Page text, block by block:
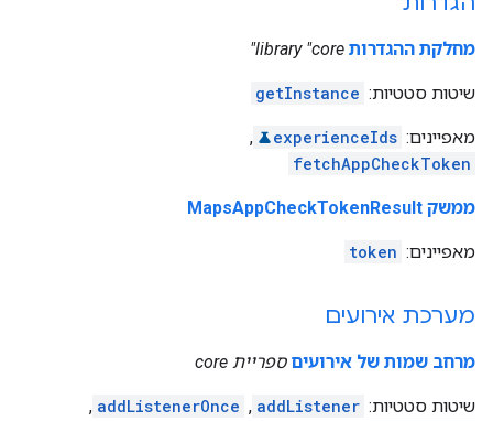
מחלקת ההגדרות library "core"
שיטות סטטיות: getInstance
מאפיינים: experienceIds
,
fetchAppCheckToken
ממשק MapsAppCheckTokenResult
מאפיינים: token
מערכת אירועים
מרחב שמות של אירועים ספריית core
שיטות סטטיות: addListener
,
addListenerOnce
,